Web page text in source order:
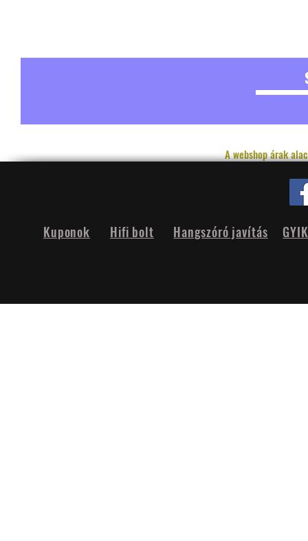
A webshop árak
Hifi bolt
Kuponok Hangszóró javítás GYIK